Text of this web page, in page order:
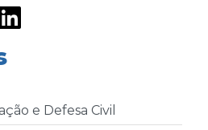
e Defesa Civil